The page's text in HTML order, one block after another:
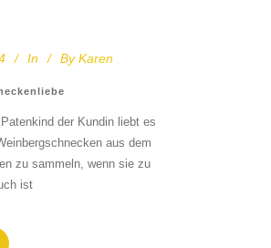
In By Karen
der Kundin liebt es
aus dem
zu sammeln, wenn sie zu
ist